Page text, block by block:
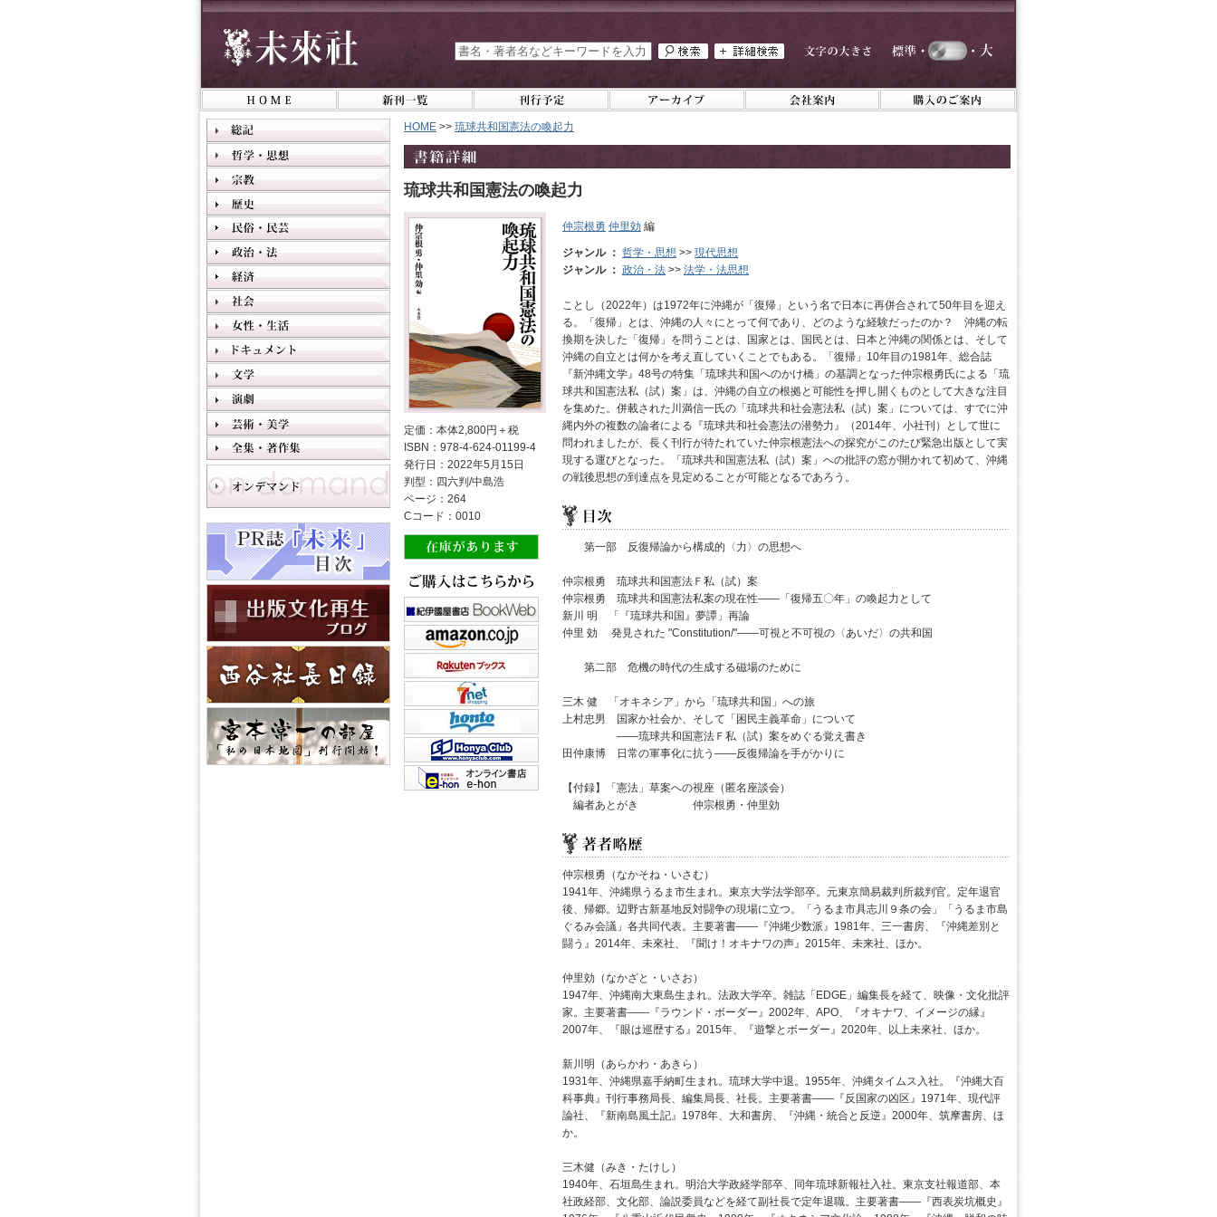
HOME >> 琉球共和国憲法の喚起力
琉球共和国憲法の喚起力
定価：本体2,800円＋税
ISBN：978-4-624-01199-4
発行日：2022年5月15日
判型：四六判/中島浩
ページ：264
Cコード：0010
仲宗根勇 仲里効 編
ジャンル ： 哲学・思想 >> 現代思想
ジャンル ： 政治・法 >> 法学・法思想
ことし（2022年）は1972年に沖縄が「復帰」という名で日本に再併合されて50年目を迎え
る。「復帰」とは、沖縄の人々にとって何であり、どのような経験だったのか？ 沖縄の転
換期を決した「復帰」を問うことは、国家とは、国民とは、日本と沖縄の関係とは、そして
沖縄の自立とは何かを考え直していくことでもある。「復帰」10年目の1981年、総合誌
『新沖縄文学』48号の特集「琉球共和国へのかけ橋」の基調となった仲宗根勇氏による「琉
球共和国憲法私（試）案」は、沖縄の自立の根拠と可能性を押し開くものとして大きな注目
を集めた。併載された川満信一氏の「琉球共和社会憲法私（試）案」については、すでに沖
縄内外の複数の論者による『琉球共和社会憲法の潜勢力』（2014年、小社刊）として世に
問われましたが、長く刊行が待たれていた仲宗根憲法への探究がこのたび緊急出版として実
現する運びとなった。「琉球共和国憲法私（試）案」への批評の窓が開かれて初めて、沖縄
の戦後思想の到達点を見定めることが可能となるであろう。
第一部 反復帰論から構成的〈力〉の思想へ
仲宗根勇 琉球共和国憲法Ｆ私（試）案
仲宗根勇 琉球共和国憲法私案の現在性――「復帰五〇年」の喚起力として
新川 明 「『琉球共和国』夢譚」再論
仲里 効 発見された "Constitution/"――可視と不可視の〈あいだ〉の共和国
第二部 危機の時代の生成する磁場のために
三木 健 「オキネシア」から「琉球共和国」への旅
上村忠男 国家か社会か、そして「困民主義革命」について
――琉球共和国憲法Ｆ私（試）案をめぐる覚え書き
田仲康博 日常の軍事化に抗う――反復帰論を手がかりに
【付録】「憲法」草案への視座（匿名座談会）
編者あとがき 仲宗根勇・仲里効
仲宗根勇（なかそね・いさむ）
1941年、沖縄県うるま市生まれ。東京大学法学部卒。元東京簡易裁判所裁判官。定年退官
後、帰郷。辺野古新基地反対闘争の現場に立つ。「うるま市具志川９条の会」「うるま市島
ぐるみ会議」各共同代表。主要著書――『沖縄少数派』1981年、三一書房、『沖縄差別と
闘う』2014年、未來社、『聞け！オキナワの声』2015年、未来社、ほか。
仲里効（なかざと・いさお）
1947年、沖縄南大東島生まれ。法政大学卒。雑誌「EDGE」編集長を経て、映像・文化批評
家。主要著書――『ラウンド・ボーダー』2002年、APO、『オキナワ、イメージの縁』
2007年、『眼は巡歴する』2015年、『遊撃とボーダー』2020年、以上未來社、ほか。
新川明（あらかわ・あきら）
1931年、沖縄県嘉手納町生まれ。琉球大学中退。1955年、沖縄タイムス入社。『沖縄大百
科事典』刊行事務局長、編集局長、社長。主要著書――『反国家の凶区』1971年、現代評
論社、『新南島風土記』1978年、大和書房、『沖縄・統合と反逆』2000年、筑摩書房、ほ
か。
三木健（みき・たけし）
1940年、石垣島生まれ。明治大学政経学部卒、同年琉球新報社入社。東京支社報道部、本
社政経部、文化部、論説委員などを経て副社長で定年退職。主要著書――『西表炭坑概史』